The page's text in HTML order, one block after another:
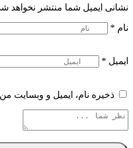
نشانی ایمیل شما منتشر نخواهد
نام *
ایمیل *
ذخیره نام، ایمیل و وبسایت